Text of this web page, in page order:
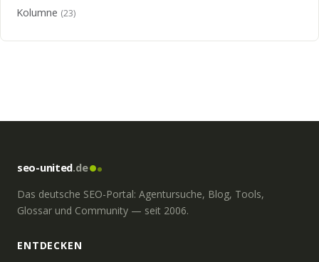
Kolumne (23)
seo-united.de
Das deutsche SEO-Portal: Agentursuche, Blog, Tools,
Glossar und Community — seit 2006.
ENTDECKEN